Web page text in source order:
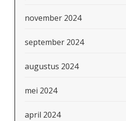
november 2024
september 2024
augustus 2024
mei 2024
april 2024